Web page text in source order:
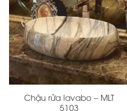
Chậu rửa lavabo – MLT
5103